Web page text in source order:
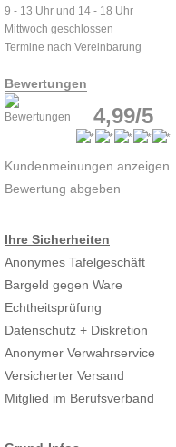
9 - 13 Uhr und 14 - 18 Uhr
Mittwoch geschlossen
Termine nach Vereinbarung
Bewertungen
4,99/5
Kundenmeinungen anzeigen
Bewertung abgeben
Ihre Sicherheiten
Anonymes Tafelgeschäft
Bargeld gegen Ware
Echtheitsprüfung
Datenschutz + Diskretion
Anonymer Verwahrservice
Versicherter Versand
Mitglied im Berufsverband